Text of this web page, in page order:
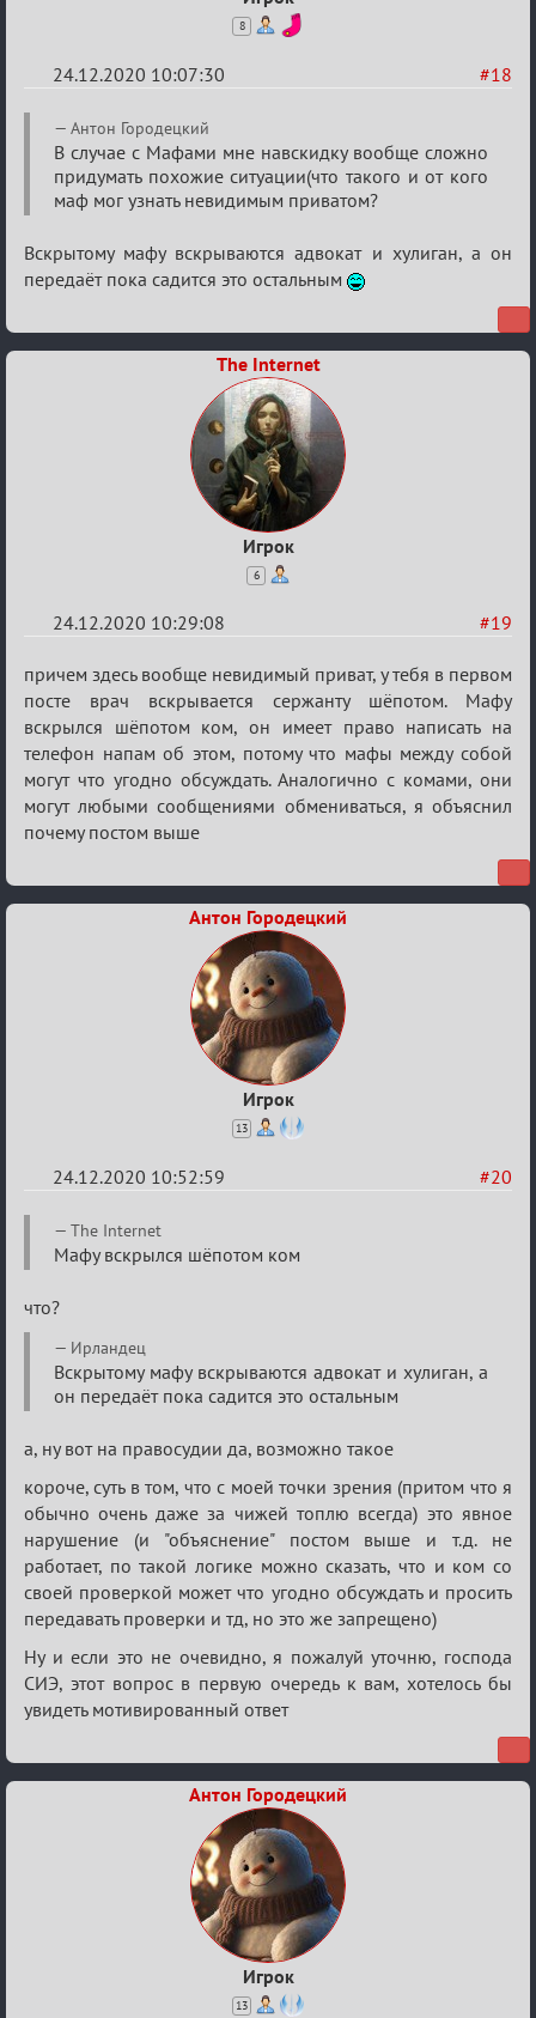
8
#18
24.12.2020 10:07:30
Re:
Ценная
игровая
информация
Антон Городецкий
В случае с Мафами мне навскидку вообще сложно
придумать похожие ситуации(что такого и от кого
маф мог узнать невидимым приватом?
Вскрытому мафу вскрываются адвокат и хулиган, а он
передаёт пока садится это остальным
The Internet
Игрок
6
#19
24.12.2020 10:29:08
Re:
Ценная
игровая
информация
причем здесь вообще невидимый приват, у тебя в первом
посте врач вскрывается сержанту шёпотом. Мафу
вскрылся шёпотом ком, он имеет право написать на
телефон напам об этом, потому что мафы между собой
могут что угодно обсуждать. Аналогично с комами, они
могут любыми сообщениями обмениваться, я объяснил
почему постом выше
Антон Городецкий
Игрок
13
#20
24.12.2020 10:52:59
Re:
Ценная
информация
The Internet
Мафу вскрылся шёпотом ком
что?
Ирландец
Вскрытому мафу вскрываются адвокат и хулиган, а
он передаёт пока садится это остальным
а, ну вот на правосудии да, возможно такое
короче, суть в том, что с моей точки зрения (притом что я
обычно очень даже за чижей топлю всегда) это явное
нарушение (и "объяснение" постом выше и т.д. не
работает, по такой логике можно сказать, что и ком со
своей проверкой может что угодно обсуждать и просить
передавать проверки и тд, но это же запрещено)
Ну и если это не очевидно, я пожалуй уточню, господа
СИЭ, этот вопрос в первую очередь к вам, хотелось бы
увидеть мотивированный ответ
Антон Городецкий
Игрок
13